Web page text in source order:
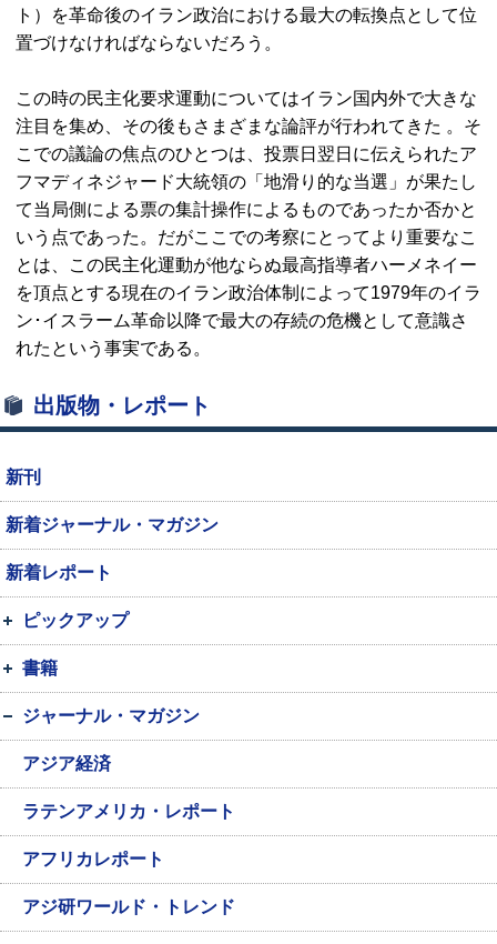
ト）を革命後のイラン政治における最大の転換点として位
置づけなければならないだろう。
この時の民主化要求運動についてはイラン国内外で大きな
注目を集め、その後もさまざまな論評が行われてきた 。そ
こでの議論の焦点のひとつは、投票日翌日に伝えられたア
フマディネジャード大統領の「地滑り的な当選」が果たし
て当局側による票の集計操作によるものであったか否かと
いう点であった。だがここでの考察にとってより重要なこ
とは、この民主化運動が他ならぬ最高指導者ハーメネイー
を頂点とする現在のイラン政治体制によって1979年のイラ
ン･イスラーム革命以降で最大の存続の危機として意識さ
れたという事実である。
出版物・レポート
新刊
新着ジャーナル・マガジン
新着レポート
ピックアップ
書籍
ジャーナル・マガジン
アジア経済
ラテンアメリカ・レポート
アフリカレポート
アジ研ワールド・トレンド